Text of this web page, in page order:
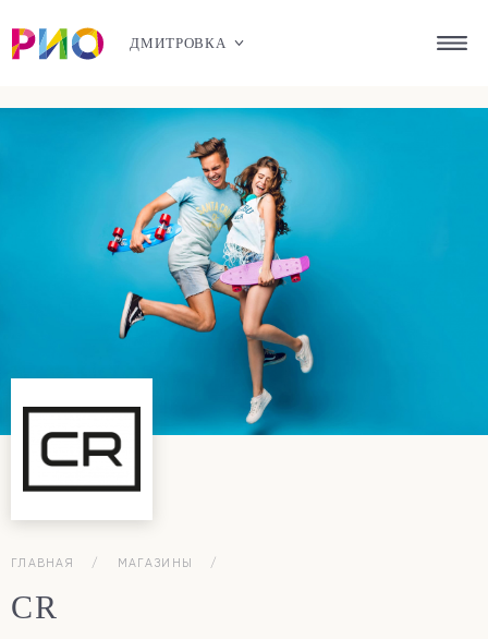
ДМИТРОВКА
ГЛАВНАЯ МАГАЗИНЫ
CR